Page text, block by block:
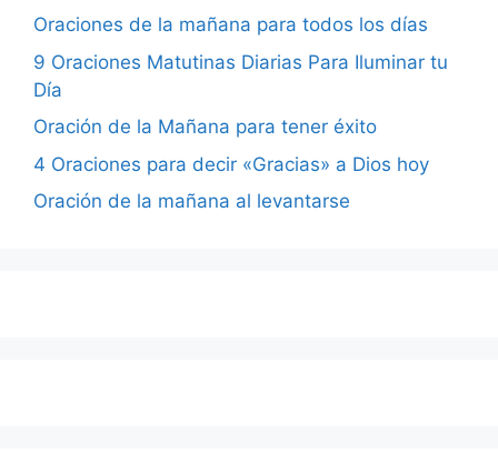
Oraciones de la mañana para todos los días
9 Oraciones Matutinas Diarias Para Iluminar tu
Día
Oración de la Mañana para tener éxito
4 Oraciones para decir «Gracias» a Dios hoy
Oración de la mañana al levantarse